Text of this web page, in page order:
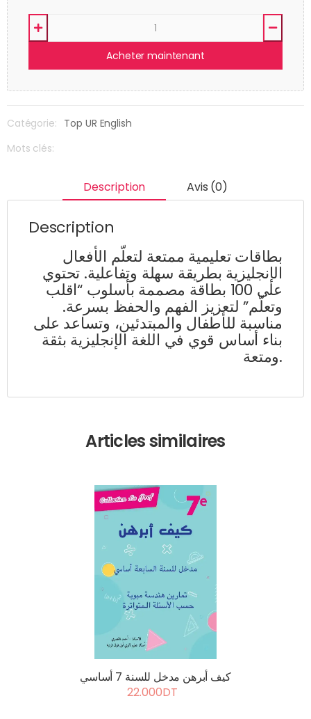
Acheter maintenant
Catégorie: Top UR English
Mots clés:
Description Avis (0)
Description
بطاقات تعليمية ممتعة لتعلّم الأفعال
الإنجليزية بطريقة سهلة وتفاعلية. تحتوي
على 100 بطاقة مصممة بأسلوب “اقلب
وتعلّم” لتعزيز الفهم والحفظ بسرعة.
مناسبة للأطفال والمبتدئين، وتساعد على
بناء أساس قوي في اللغة الإنجليزية بثقة
ومتعة.
Articles similaires
كيف أبرهن مدخل للسنة 7 أساسي
22.000DT